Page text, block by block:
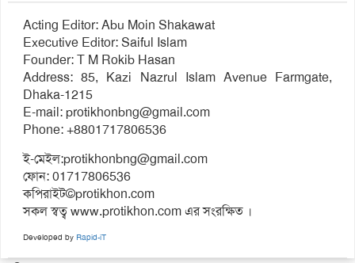
Acting Editor: Abu Moin Shakawat
Executive Editor: Saiful Islam
Founder: T M Rokib Hasan
Address: 85, Kazi Nazrul Islam Avenue Farmgate,
Dhaka-1215
E-mail:protikhonbng@gmail.com
Phone: +8801717806536
ই-মেইল:protikhonbng@gmail.com
ফোন: 01717806536
কপিরাইট©protikhon.com
সকল স্বত্ব www.protikhon.com এর সংরক্ষিত ।
Developed by Rapid-iT